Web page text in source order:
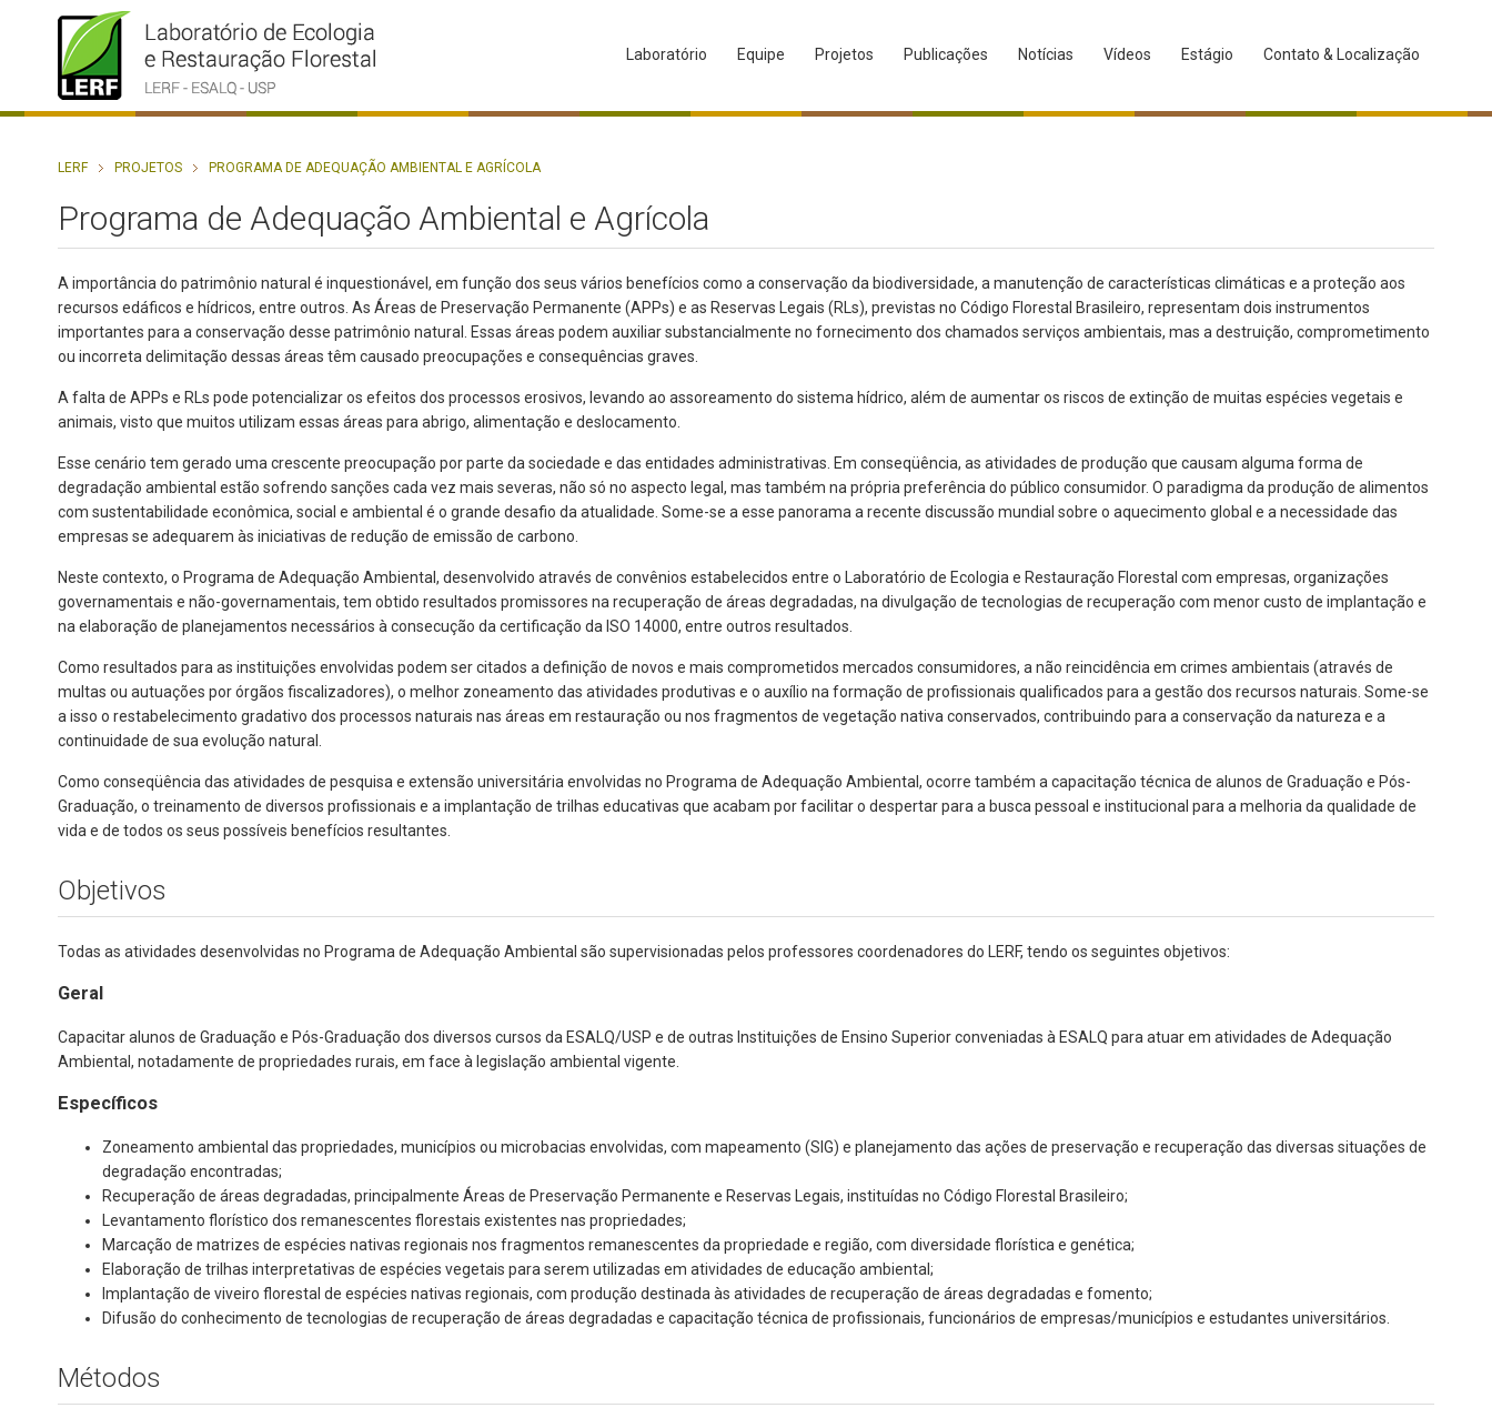
Laboratório Equipe Projetos Publicações Notícias Vídeos Estágio Contato & Localização
LERF PROJETOS PROGRAMA DE ADEQUAÇÃO AMBIENTAL E AGRÍCOLA
Programa de Adequação Ambiental e Agrícola
A importância do patrimônio natural é inquestionável, em função dos seus vários benefícios como a conservação da biodiversidade, a manutenção de características climáticas e a proteção aos
recursos edáficos e hídricos, entre outros. As Áreas de Preservação Permanente (APPs) e as Reservas Legais (RLs), previstas no Código Florestal Brasileiro, representam dois instrumentos
importantes para a conservação desse patrimônio natural. Essas áreas podem auxiliar substancialmente no fornecimento dos chamados serviços ambientais, mas a destruição, comprometimento
ou incorreta delimitação dessas áreas têm causado preocupações e consequências graves.
A falta de APPs e RLs pode potencializar os efeitos dos processos erosivos, levando ao assoreamento do sistema hídrico, além de aumentar os riscos de extinção de muitas espécies vegetais e
animais, visto que muitos utilizam essas áreas para abrigo, alimentação e deslocamento.
Esse cenário tem gerado uma crescente preocupação por parte da sociedade e das entidades administrativas. Em conseqüência, as atividades de produção que causam alguma forma de
degradação ambiental estão sofrendo sanções cada vez mais severas, não só no aspecto legal, mas também na própria preferência do público consumidor. O paradigma da produção de alimentos
com sustentabilidade econômica, social e ambiental é o grande desafio da atualidade. Some-se a esse panorama a recente discussão mundial sobre o aquecimento global e a necessidade das
empresas se adequarem às iniciativas de redução de emissão de carbono.
Neste contexto, o Programa de Adequação Ambiental, desenvolvido através de convênios estabelecidos entre o Laboratório de Ecologia e Restauração Florestal com empresas, organizações
governamentais e não-governamentais, tem obtido resultados promissores na recuperação de áreas degradadas, na divulgação de tecnologias de recuperação com menor custo de implantação e
na elaboração de planejamentos necessários à consecução da certificação da ISO 14000, entre outros resultados.
Como resultados para as instituições envolvidas podem ser citados a definição de novos e mais comprometidos mercados consumidores, a não reincidência em crimes ambientais (através de
multas ou autuações por órgãos fiscalizadores), o melhor zoneamento das atividades produtivas e o auxílio na formação de profissionais qualificados para a gestão dos recursos naturais. Some-se
a isso o restabelecimento gradativo dos processos naturais nas áreas em restauração ou nos fragmentos de vegetação nativa conservados, contribuindo para a conservação da natureza e a
continuidade de sua evolução natural.
Como conseqüência das atividades de pesquisa e extensão universitária envolvidas no Programa de Adequação Ambiental, ocorre também a capacitação técnica de alunos de Graduação e Pós-
Graduação, o treinamento de diversos profissionais e a implantação de trilhas educativas que acabam por facilitar o despertar para a busca pessoal e institucional para a melhoria da qualidade de
vida e de todos os seus possíveis benefícios resultantes.
Objetivos
Todas as atividades desenvolvidas no Programa de Adequação Ambiental são supervisionadas pelos professores coordenadores do LERF, tendo os seguintes objetivos:
Geral
Capacitar alunos de Graduação e Pós-Graduação dos diversos cursos da ESALQ/USP e de outras Instituições de Ensino Superior conveniadas à ESALQ para atuar em atividades de Adequação
Ambiental, notadamente de propriedades rurais, em face à legislação ambiental vigente.
Específicos
Zoneamento ambiental das propriedades, municípios ou microbacias envolvidas, com mapeamento (SIG) e planejamento das ações de preservação e recuperação das diversas situações de
degradação encontradas;
Recuperação de áreas degradadas, principalmente Áreas de Preservação Permanente e Reservas Legais, instituídas no Código Florestal Brasileiro;
Levantamento florístico dos remanescentes florestais existentes nas propriedades;
Marcação de matrizes de espécies nativas regionais nos fragmentos remanescentes da propriedade e região, com diversidade florística e genética;
Elaboração de trilhas interpretativas de espécies vegetais para serem utilizadas em atividades de educação ambiental;
Implantação de viveiro florestal de espécies nativas regionais, com produção destinada às atividades de recuperação de áreas degradadas e fomento;
Difusão do conhecimento de tecnologias de recuperação de áreas degradadas e capacitação técnica de profissionais, funcionários de empresas/municípios e estudantes universitários.
Métodos